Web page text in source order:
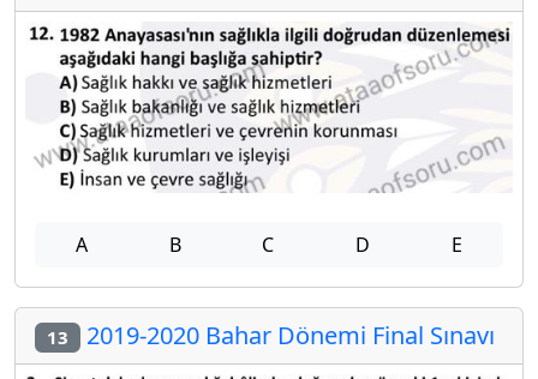
A B C D E
13 2019-2020 Bahar Dönemi Final Sınavı